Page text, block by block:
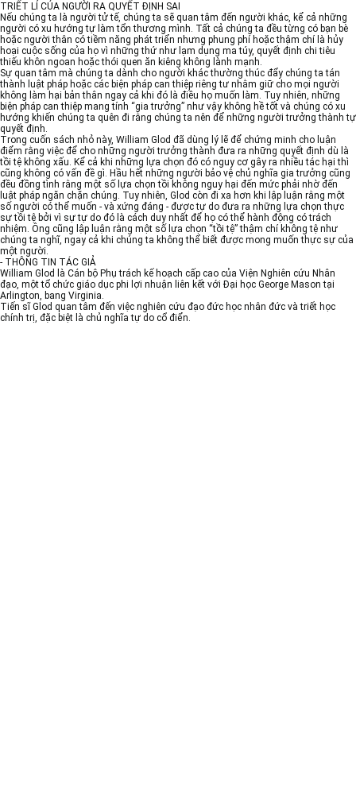
TRIẾT LÍ CỦA NGƯỜI RA QUYẾT ĐỊNH SAI
Nếu chúng ta là người tử tế, chúng ta sẽ quan tâm đến người khác, kể cả những
người có xu hướng tự làm tổn thương mình. Tất cả chúng ta đều từng có bạn bè
hoặc người thân có tiềm năng phát triển nhưng phung phí hoặc thậm chí là hủy
hoại cuộc sống của họ vì những thứ như lạm dụng ma túy, quyết định chi tiêu
thiếu khôn ngoan hoặc thói quen ăn kiêng không lành mạnh.
Sự quan tâm mà chúng ta dành cho người khác thường thúc đẩy chúng ta tán
thành luật pháp hoặc các biện pháp can thiệp riêng tư nhằm giữ cho mọi người
không làm hại bản thân ngay cả khi đó là điều họ muốn làm. Tuy nhiên, những
biện pháp can thiệp mang tính “gia trưởng” như vậy không hề tốt và chúng có xu
hướng khiến chúng ta quên đi rằng chúng ta nên để những người trưởng thành tự
quyết định.
Trong cuốn sách nhỏ này, William Glod đã dùng lý lẽ để chứng minh cho luận
điểm rằng việc để cho những người trưởng thành đưa ra những quyết định dù là
tồi tệ không xấu. Kể cả khi những lựa chọn đó có nguy cơ gây ra nhiều tác hại thì
cũng không có vấn đề gì. Hầu hết những người bảo vệ chủ nghĩa gia trưởng cũng
đều đồng tình rằng một số lựa chọn tồi không nguy hại đến mức phải nhờ đến
luật pháp ngăn chặn chúng. Tuy nhiên, Glod còn đi xa hơn khi lập luận rằng một
số người có thể muốn - và xứng đáng - được tự do đưa ra những lựa chọn thực
sự tồi tệ bởi vì sự tự do đó là cách duy nhất để họ có thể hành động có trách
nhiệm. Ông cũng lập luận rằng một số lựa chọn “tồi tệ” thậm chí không tệ như
chúng ta nghĩ, ngay cả khi chúng ta không thể biết được mong muốn thực sự của
một người.
- THÔNG TIN TÁC GIẢ
William Glod là Cán bộ Phụ trách kế hoạch cấp cao của Viện Nghiên cứu Nhân
đạo, một tổ chức giáo dục phi lợi nhuận liên kết với Đại học George Mason tại
Arlington, bang Virginia.
Tiến sĩ Glod quan tâm đến việc nghiên cứu đạo đức học nhân đức và triết học
chính trị, đặc biệt là chủ nghĩa tự do cổ điển.